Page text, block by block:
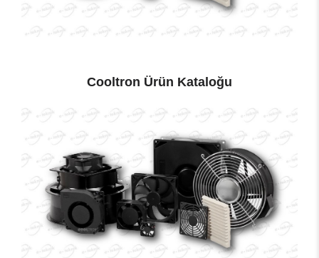
Cooltron Ürün Kataloğu